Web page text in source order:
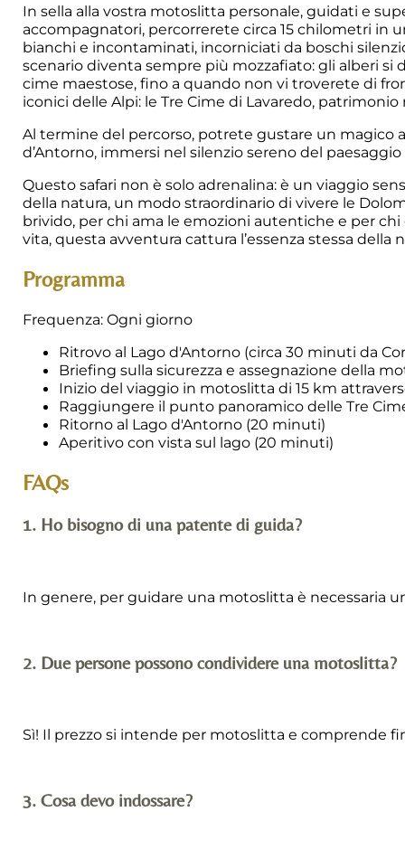
In sella alla vostra motoslitta personale, guidati e
accompagnatori, percorrerete circa 15 chilometri in
bianchi e incontaminati, incorniciati da boschi
scenario diventa sempre più mozzafiato: gli alberi si
cime maestose, fino a quando non vi troverete di
iconici delle Alpi: le Tre Cime di Lavaredo, patrimonio
Al termine del percorso, potrete gustare un magico
d’Antorno, immersi nel silenzio sereno del
Questo safari non è solo adrenalina: è un viaggio
della natura, un modo straordinario di vivere le
brivido, per chi ama le emozioni autentiche e per
vita, questa avventura cattura l’essenza stessa della
Programma
Frequenza: Ogni giorno
Ritrovo al Lago d'Antorno (circa 30 minuti da
Briefing sulla sicurezza e assegnazione della
Inizio del viaggio in motoslitta di 15 km
Raggiungere il punto panoramico delle Tre
Ritorno al Lago d'Antorno (20 minuti)
Aperitivo con vista sul lago (20 minuti)
FAQs
1. Ho bisogno di una patente di guida?
In genere, per guidare una motoslitta è necessaria
2. Due persone possono condividere una motoslitta?
Sì! Il prezzo si intende per motoslitta e comprende
3. Cosa devo indossare?